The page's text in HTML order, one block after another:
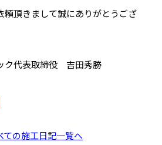
頼頂きまして誠にありがとうござ
ク代表取締役 吉田秀勝
の施工日記一覧へ